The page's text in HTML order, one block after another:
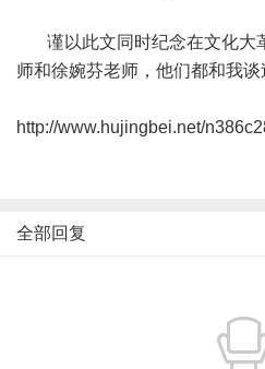
谨以此文同时纪念在文化大
师和徐婉芬老师，他们都和我谈
http://www.hujingbei.net/
全部回复